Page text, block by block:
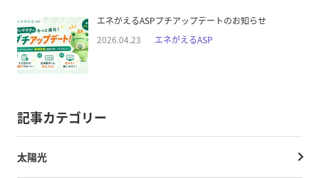
エネがえるASPプチアップデートのお知らせ
2026.04.23
エネがえるASP
記事カテゴリー
太陽光